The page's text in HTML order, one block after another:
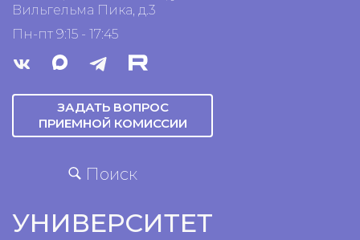
Вильгельма Пика, д.3
Пн-пт 9:15 - 17:45
ЗАДАТЬ ВОПРОС
ПРИЕМНОЙ КОМИССИИ
Поиск
УНИВЕРСИТЕТ